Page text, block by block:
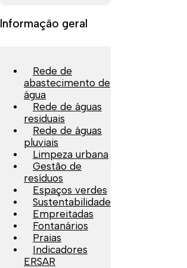
Informação geral
Rede de
abastecimento de
água
Rede de águas
residuais
Rede de águas
pluviais
Limpeza urbana
Gestão de
resíduos
Espaços verdes
Sustentabilidade
Empreitadas
Fontanários
Praias
Indicadores
ERSAR